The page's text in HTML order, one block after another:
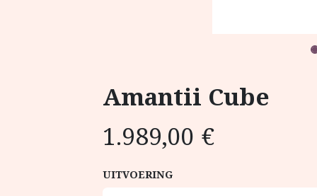
Amantii Cube
1.989,00 €
UITVOERING